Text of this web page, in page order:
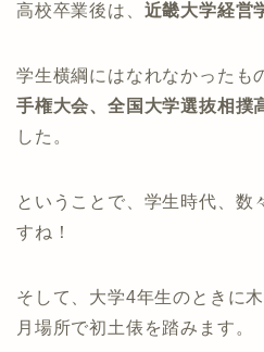
高校卒業後は、 近畿大学経営
学生横綱にはなれなかったも
手権大会、全国大学選抜相撲
した。
ということで、学生時代、数
すね！
そして、大学4年生のときに
月場所で初土俵を踏みます。